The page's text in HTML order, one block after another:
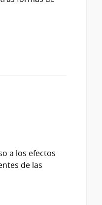
a los efectos
de las